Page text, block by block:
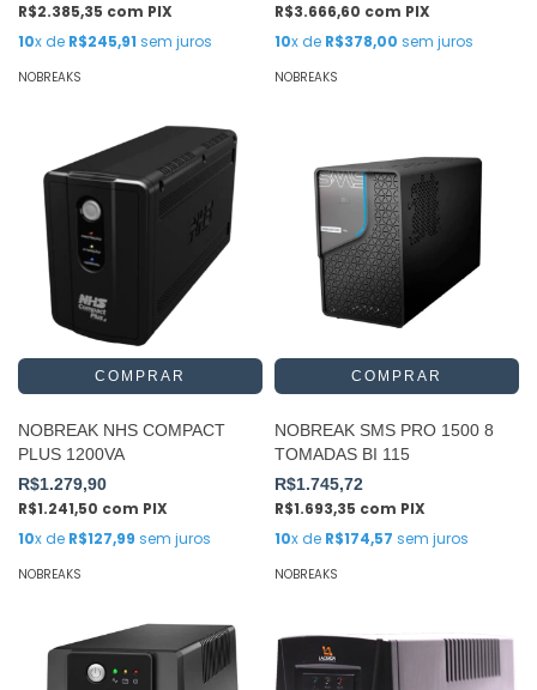
R$2.385,35 com PIX
10x de R$245,91 sem juros
NOBREAKS
R$3.666,60 com PIX
10x de R$378,00 sem juros
NOBREAKS
NOBREAK NHS COMPACT
PLUS 1200VA
R$1.279,90
R$1.241,50 com PIX
10x de R$127,99 sem juros
NOBREAKS
NOBREAK SMS PRO 1500 8
TOMADAS BI 115
R$1.745,72
R$1.693,35 com PIX
10x de R$174,57 sem juros
NOBREAKS